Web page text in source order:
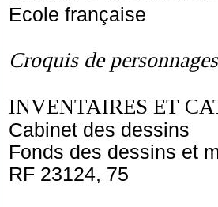
Ecole française
Croquis de personnages
INVENTAIRES ET
Cabinet des dessins
Fonds des dessins et
RF 23124, 75